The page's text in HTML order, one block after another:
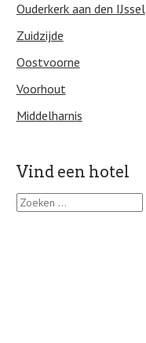
Ouderkerk aan den IJssel
Zuidzijde
Oostvoorne
Voorhout
Middelharnis
Vind een hotel
Z
o